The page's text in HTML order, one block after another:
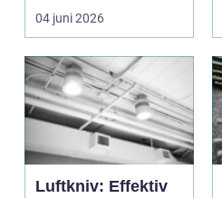
Valdemarsviks
kommun upplever ...
04 juni 2026
Luftkniv: Effektiv